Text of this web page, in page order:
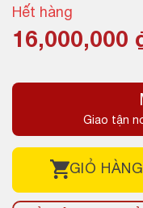
Hết hàng
16,000,000
Giao tận
GIỎ HÀNG